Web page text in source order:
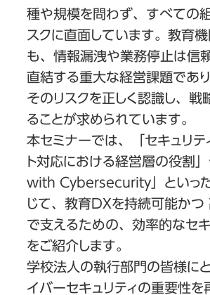
種や規模を問わず、すべての
スクに直面しています。教育
も、情報漏洩や業務停止は信
直結する重大な経営課題であ
そのリスクを正しく認識し、戦
ることが求められています。
本セミナーでは、「セキュリテ
ト対応における経営層の役割
with Cybersecurity」といっ
じて、教育DXを持続可能かつ
で支えるための、効率的なセ
をご紹介します。
学校法人の執行部門の皆様に
イバーセキュリティの重要性を